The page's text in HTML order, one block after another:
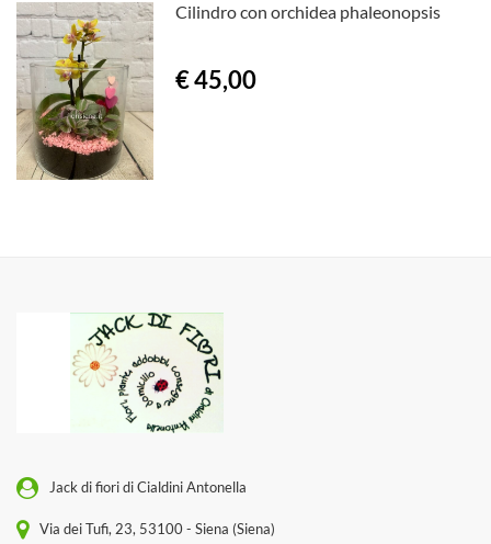
Cilindro con orchidea phaleonopsis
€ 45,00
Jack di fiori di Cialdini Antonella
Via dei Tufi, 23, 53100 - Siena (Siena)